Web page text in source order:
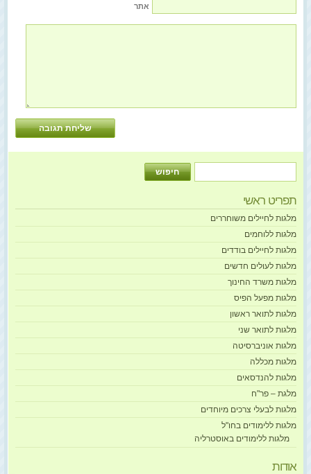
אתר
תפריט ראשי
מלגות לחיילים משוחררים
מלגות ללוחמים
מלגות לחיילים בודדים
מלגות לעולים חדשים
מלגות משרד החינוך
מלגות מפעל הפיס
מלגות לתואר ראשון
מלגות לתואר שני
מלגות אוניברסיטה
מלגות מכללה
מלגות להנדסאים
מלגת – פר"ח
מלגות לבעלי צרכים מיוחדים
מלגות ללימודים בחו"ל
מלגות ללימודים באוסטרליה
אודות